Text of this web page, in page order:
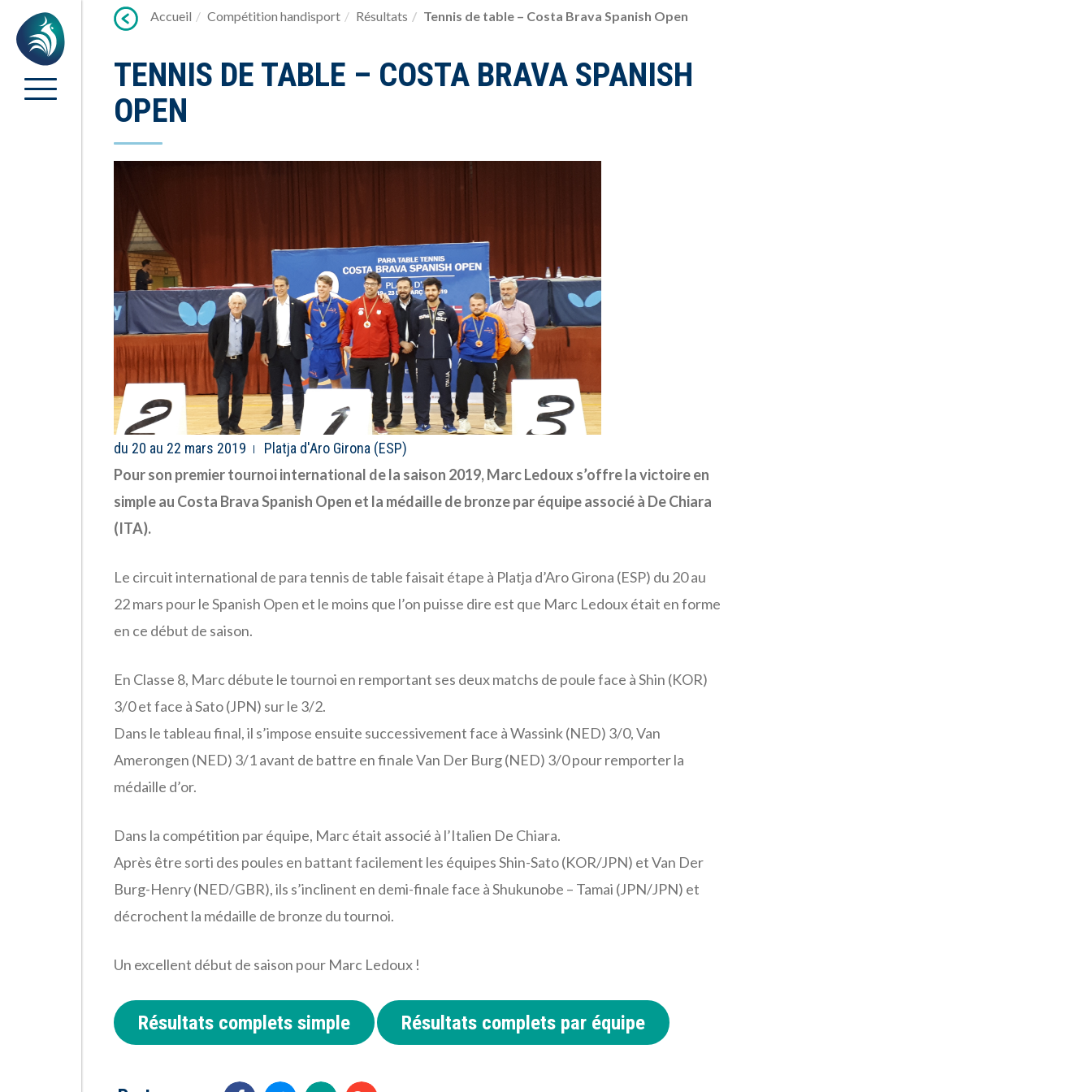
Accueil Compétition handisport Résultats Tennis de table – Costa Brava Spanish Open
TENNIS DE TABLE – COSTA BRAVA SPANISH
OPEN
du 20 au 22 mars 2019 Platja d'Aro Girona (ESP)
Pour son premier tournoi international de la saison 2019, Marc Ledoux s’offre la victoire en
simple au Costa Brava Spanish Open et la médaille de bronze par équipe associé à De Chiara
(ITA).
Le circuit international de para tennis de table faisait étape à Platja d’Aro Girona (ESP) du 20 au
22 mars pour le Spanish Open et le moins que l’on puisse dire est que Marc Ledoux était en forme
en ce début de saison.
En Classe 8, Marc débute le tournoi en remportant ses deux matchs de poule face à Shin (KOR)
3/0 et face à Sato (JPN) sur le 3/2.
Dans le tableau final, il s’impose ensuite successivement face à Wassink (NED) 3/0, Van
Amerongen (NED) 3/1 avant de battre en finale Van Der Burg (NED) 3/0 pour remporter la
médaille d’or.
Dans la compétition par équipe, Marc était associé à l’Italien De Chiara.
Après être sorti des poules en battant facilement les équipes Shin-Sato (KOR/JPN) et Van Der
Burg-Henry (NED/GBR), ils s’inclinent en demi-finale face à Shukunobe – Tamai (JPN/JPN) et
décrochent la médaille de bronze du tournoi.
Un excellent début de saison pour Marc Ledoux !
Résultats complets simple Résultats complets par équipe